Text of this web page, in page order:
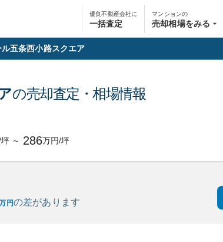
優良不動産会社に
一括査定
マンションの
売却相場をみる
五条西小路スクエア
の売却査定・相場情報
～ 286万円/坪
円の差があります